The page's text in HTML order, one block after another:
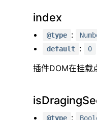
index
@type :
default : 0
插件DOM在挂载
@type :